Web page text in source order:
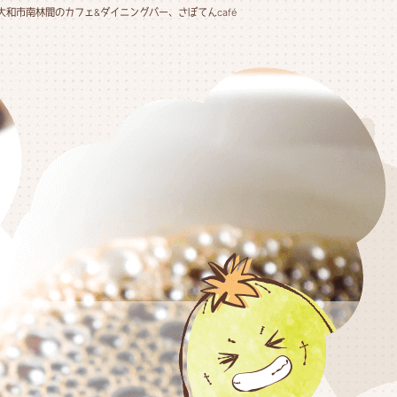
和市南林間のカフェ&ダイニングバー、さぼてんcafé